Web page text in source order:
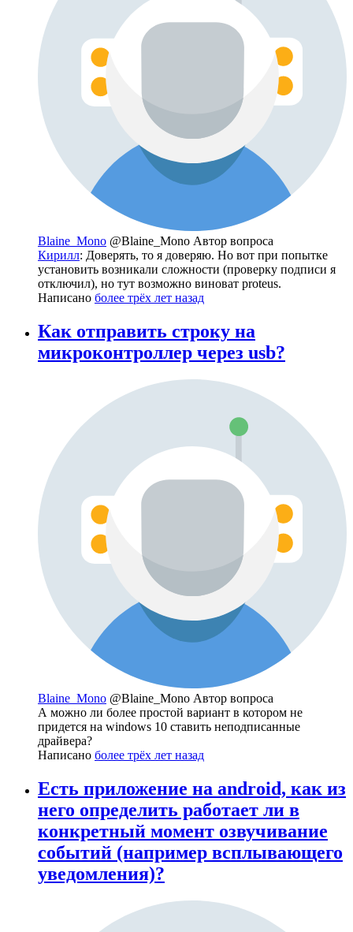
Blaine_Mono @Blaine_Mono Автор вопроса
Кирилл: Доверять, то я доверяю. Но вот при попытке
установить возникали сложности (проверку подписи я
отключил), но тут возможно виноват proteus.
Написано более трёх лет назад
Как отправить строку на
микроконтроллер через usb?
Blaine_Mono @Blaine_Mono Автор вопроса
А можно ли более простой вариант в котором не
придется на windows 10 ставить неподписанные
драйвера?
Написано более трёх лет назад
Есть приложение на android, как из
него определить работает ли в
конкретный момент озвучивание
событий (например всплывающего
уведомления)?